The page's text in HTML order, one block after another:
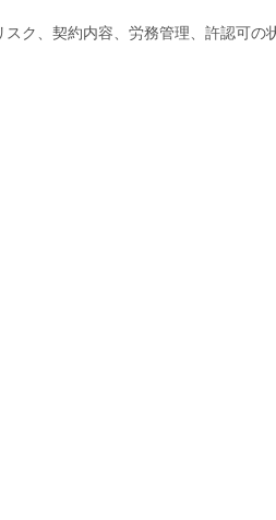
ク、契約内容、労務管理、許認可の